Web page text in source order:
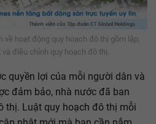
về hoạt động quy hoạch đô thị gồm lập,
điều chỉnh quy hoạch đô thị.
quyền lợi của mỗi người dân và
đảm bảo, nhà nước đã ban
thị. Luật quy hoạch đô thị mỗi